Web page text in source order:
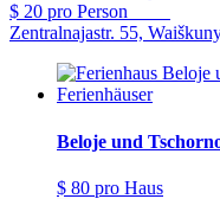
$ 20 pro Person
Zentralnajastr. 55,
Beloje und
$ 80 pro Haus